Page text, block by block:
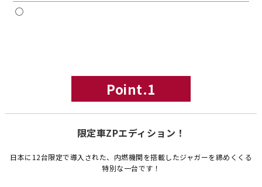
◯
Point.1
限定車ZPエディション！
日本に12台限定で導入された、内燃機関を搭載したジャガーを締めくくる
特別な一台です！